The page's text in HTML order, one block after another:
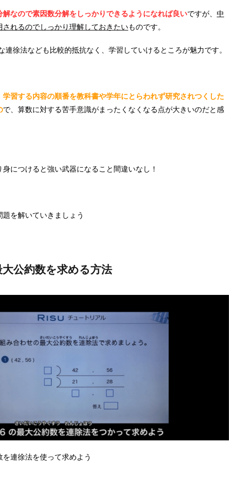
解なので素因数分解をしっかりできるようになれば良いですが、 中
れるのでしっかり理解しておきたいものです。
連徐法なども比較的抵抗なく、学習していけるところが魅力です。
学習する内容の順番を教科書や学年にとらわれず研究されつくした
で、算数に対する苦手意識がまったくなくなる点が大きいのだと感
につけると強い武器になること間違いなし！
を解いていきましょう
公約数を求める方法
連徐法を使って求めよう